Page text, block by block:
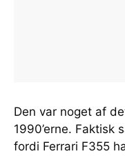
Den var noget af
1990’erne. Faktisk
fordi Ferrari F355